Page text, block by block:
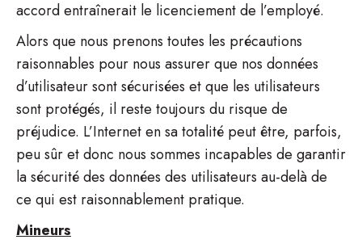
accord entraînerait le licenciement de l’employé.
Alors que nous prenons toutes les précautions
raisonnables pour nous assurer que nos données
d’utilisateur sont sécurisées et que les utilisateurs
sont protégés, il reste toujours du risque de
préjudice. L’Internet en sa totalité peut être, parfois,
peu sûr et donc nous sommes incapables de garantir
la sécurité des données des utilisateurs au-delà de
ce qui est raisonnablement pratique.
Mineurs